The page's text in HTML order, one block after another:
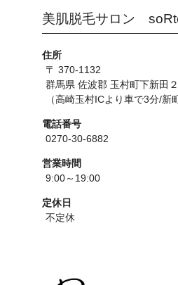
美肌脱毛サロン
住所
〒 370-1132
群馬県 佐波郡 玉村町下新田
（高崎玉村ICより車で3分/新
電話番号
0270-30-6882
営業時間
9:00～19:00
定休日
不定休